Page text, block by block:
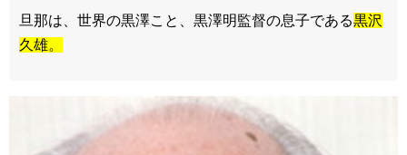
旦那は、世界の黒澤こと、黒澤明監督の息子である黒沢
久雄。